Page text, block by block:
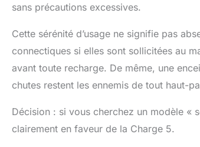
sans précautions excessives.
Cette sérénité d’usage ne signifie pas
connectiques si elles sont sollicitées au
avant toute recharge. De même, une
chutes restent les ennemis de tout haut-
Décision : si vous cherchez un modèle «
clairement en faveur de la Charge 5.